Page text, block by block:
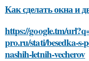
Как сделать окна и
https://google.tm/
pro.ru/stati/besedka-s-
nashih-letnih-vecherov